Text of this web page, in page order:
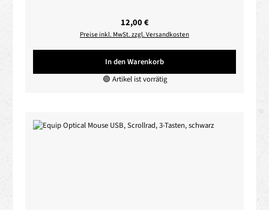
Regulärer Preis:
12,00 €
Preise inkl. MwSt. zzgl. Versandkosten
In den Warenkorb
🟢 Artikel ist vorrätig